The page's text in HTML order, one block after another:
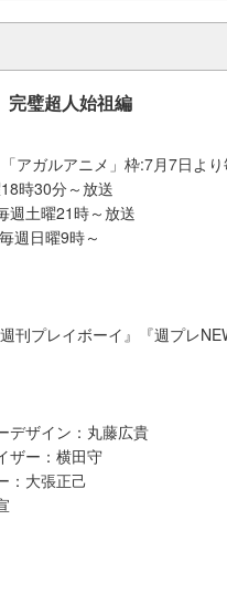
完璧超人始祖編
アガルアニメ」枠:7月7日よ
時30分～放送
週土曜21時～放送
週日曜9時～
刊プレイボーイ』『週プレ
デザイン：丸藤広貴
ザー：横田守
：大張正己